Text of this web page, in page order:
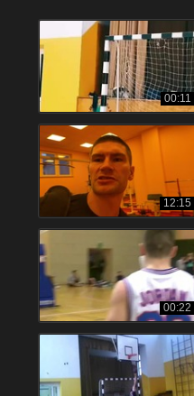
00:11
12:15
00:22